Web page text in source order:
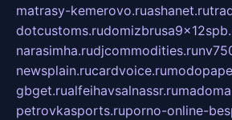
matrasy-kemerovo.ruashanet.ru
dotcustoms.ru
narasimha.rudjcommodities.ru
newsplain.rucardvoice.ru
gbget.rualfeihavsalnassr.ru
petrovkasports.ruporno-online-